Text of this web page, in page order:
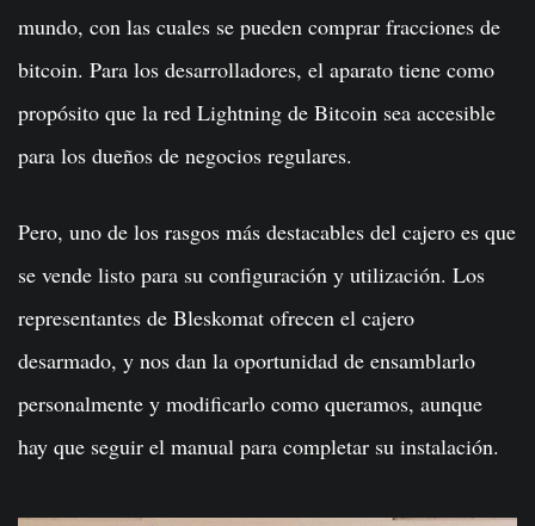
mundo, con las cuales se pueden comprar fracciones de
bitcoin. Para los desarrolladores, el aparato tiene como
propósito que la red Lightning de Bitcoin sea accesible
para los dueños de negocios regulares.
Pero, uno de los rasgos más destacables del cajero es que
se vende listo para su configuración y utilización. Los
representantes de Bleskomat ofrecen el cajero
desarmado, y nos dan la oportunidad de ensamblarlo
personalmente y modificarlo como queramos, aunque
hay que seguir el manual para completar su instalación.